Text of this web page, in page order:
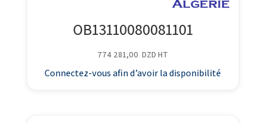
OB13110080081101
774 281,00 DZD HT
Connectez-vous afin d’avoir la disponibilité